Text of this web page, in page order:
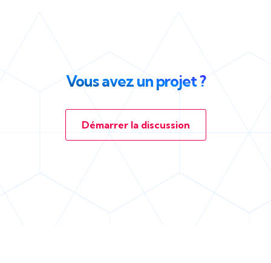
Vous avez un projet ?
Démarrer la discussion